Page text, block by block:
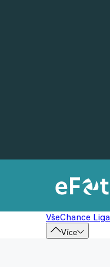
VšeChance Liga
Více